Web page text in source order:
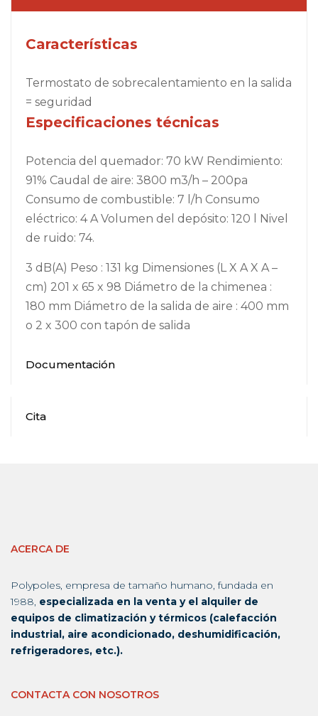
Características
Termostato de sobrecalentamiento en la salida
= seguridad
Especificaciones técnicas
Potencia del quemador: 70 kW Rendimiento:
91% Caudal de aire: 3800 m3/h – 200pa
Consumo de combustible: 7 l/h Consumo
eléctrico: 4 A Volumen del depósito: 120 l Nivel
de ruido: 74.
3 dB(A) Peso : 131 kg Dimensiones (L X A X A –
cm) 201 x 65 x 98 Diámetro de la chimenea :
180 mm Diámetro de la salida de aire : 400 mm
o 2 x 300 con tapón de salida
Documentación
Cita
ACERCA DE
Polypoles, empresa de tamaño humano, fundada en
1988, especializada en la venta y el alquiler de
equipos de climatización y térmicos (calefacción
industrial, aire acondicionado, deshumidificación,
refrigeradores, etc.).
CONTACTA CON NOSOTROS